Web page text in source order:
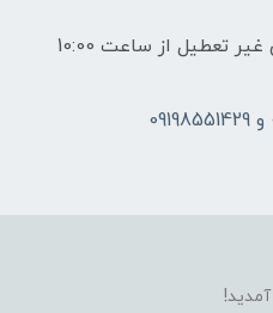
ساعات پاسخگویی: فقط روزهای غیر تعطیل از ساعت 10:00